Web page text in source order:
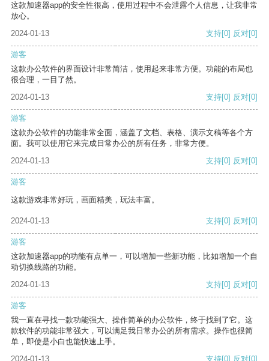
这款加速器app的安全性很高，使用过程中不会泄露个人信息，让我非常
放心。
2024-01-13
支持[0] 反对[0]
游客
这款办公软件的界面设计非常简洁，使用起来非常方便。功能的布局也
很合理，一目了然。
2024-01-13
支持[0] 反对[0]
游客
这款办公软件的功能非常全面，涵盖了文档、表格、演示文稿等各个方
面。我可以使用它来完成日常办公的所有任务，非常方便。
2024-01-13
支持[0] 反对[0]
游客
这款游戏非常好玩，画面精美，玩法丰富。
2024-01-13 支持[0] 反对[0]
游客
这款加速器app的功能有点单一，可以增加一些新功能，比如增加一个自
动切换线路的功能。
2024-01-13
支持[0] 反对[0]
游客
我一直在寻找一款功能强大、操作简单的办公软件，终于找到了它。这
款软件的功能非常强大，可以满足我日常办公的所有需求。操作也很简
单，即使是小白也能快速上手。
2024-01-13
支持[0] 反对[0]